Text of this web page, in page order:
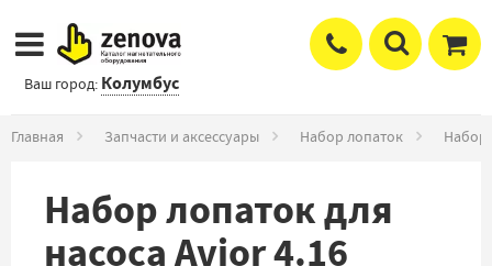
Ваш город: Колумбус
Главная Запчасти и аксессуары Набор лопаток Набор
Набор лопаток для
насоса Avior 4.16